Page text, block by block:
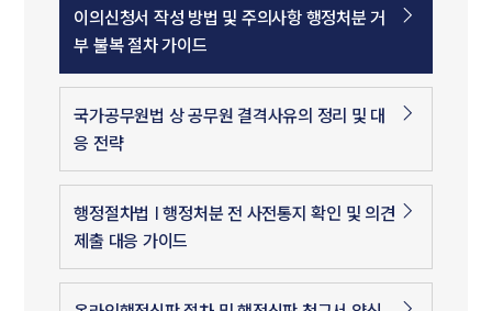
이의신청서 작성 방법 및 주의사항 행정처분 거
부 불복 절차 가이드
국가공무원법 상 공무원 결격사유의 정리 및 대
응 전략
행정절차법 | 행정처분 전 사전통지 확인 및 의견
제출 대응 가이드